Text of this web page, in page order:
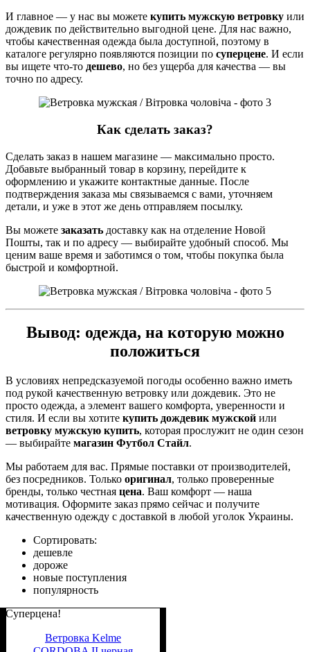
И главное — у нас вы можете купить мужскую ветровку или
дождевик по действительно выгодной цене. Для нас важно,
чтобы качественная одежда была доступной, поэтому в
каталоге регулярно появляются позиции по суперцене. И если
вы ищете что-то дешево, но без ущерба для качества — вы
точно по адресу.
Как сделать заказ?
Сделать заказ в нашем магазине — максимально просто.
Добавьте выбранный товар в корзину, перейдите к
оформлению и укажите контактные данные. После
подтверждения заказа мы связываемся с вами, уточняем
детали, и уже в этот же день отправляем посылку.
Вы можете заказать доставку как на отделение Новой
Пошты, так и по адресу — выбирайте удобный способ. Мы
ценим ваше время и заботимся о том, чтобы покупка была
быстрой и комфортной.
Вывод: одежда, на которую можно
положиться
В условиях непредсказуемой погоды особенно важно иметь
под рукой качественную ветровку или дождевик. Это не
просто одежда, а элемент вашего комфорта, уверенности и
стиля. И если вы хотите купить дождевик мужской или
ветровку мужскую купить, которая прослужит не один сезон
— выбирайте магазин Футбол Стайл.
Мы работаем для вас. Прямые поставки от производителей,
без посредников. Только оригинал, только проверенные
бренды, только честная цена. Ваш комфорт — наша
мотивация. Оформите заказ прямо сейчас и получите
качественную одежду с доставкой в любой уголок Украины.
Сортировать:
дешевле
дороже
новые поступления
популярность
Суперцена!
Ветровка Kelme